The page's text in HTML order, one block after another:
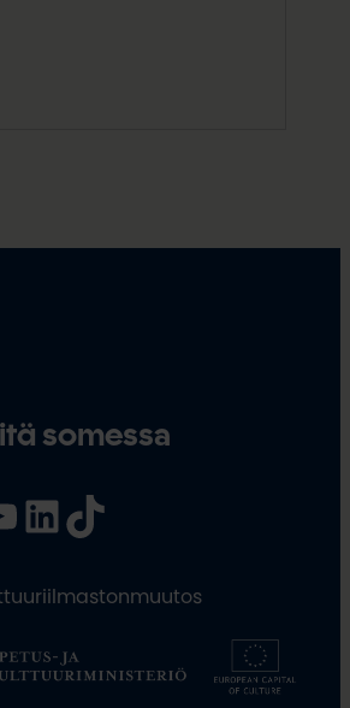
somessa
LinkedIn TikTok